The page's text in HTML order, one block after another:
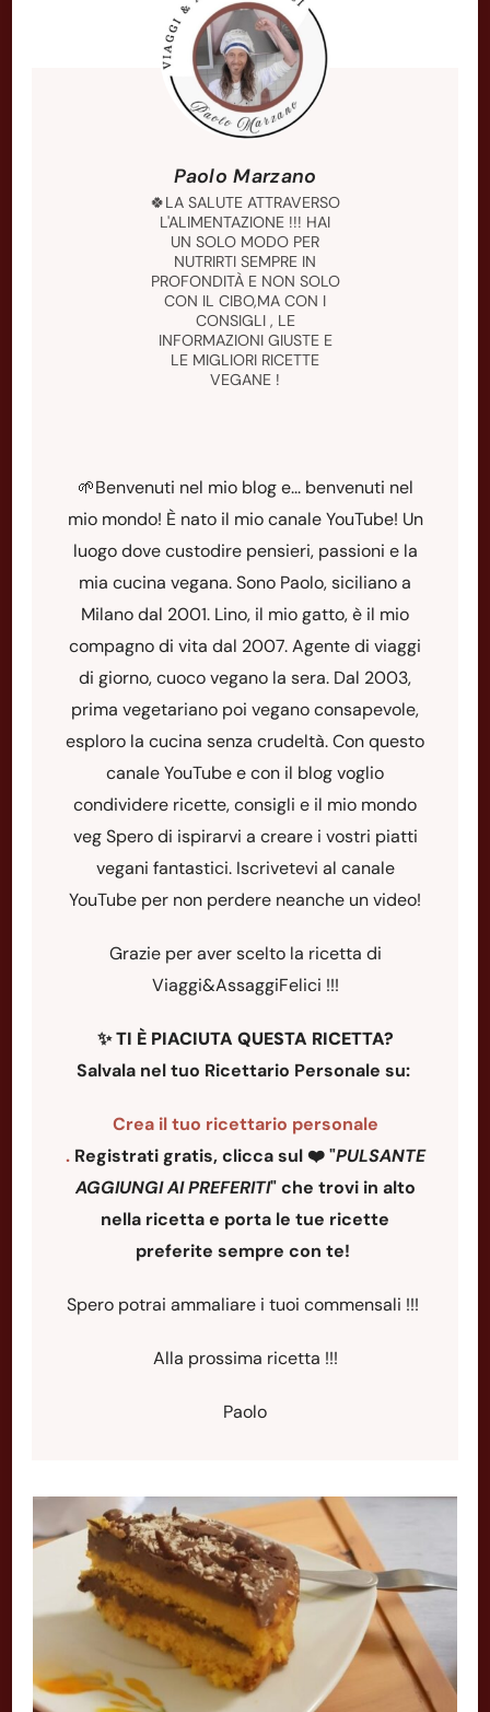
Paolo Marzano
🍀LA SALUTE ATTRAVERSO
L'ALIMENTAZIONE !!! HAI
UN SOLO MODO PER
NUTRIRTI SEMPRE IN
PROFONDITÀ E NON SOLO
CON IL CIBO,MA CON I
CONSIGLI , LE
INFORMAZIONI GIUSTE E
LE MIGLIORI RICETTE
VEGANE !
🌱Benvenuti nel mio blog e... benvenuti nel
mio mondo! È nato il mio canale YouTube! Un
luogo dove custodire pensieri, passioni e la
mia cucina vegana. Sono Paolo, siciliano a
Milano dal 2001. Lino, il mio gatto, è il mio
compagno di vita dal 2007. Agente di viaggi
di giorno, cuoco vegano la sera. Dal 2003,
prima vegetariano poi vegano consapevole,
esploro la cucina senza crudeltà. Con questo
canale YouTube e con il blog voglio
condividere ricette, consigli e il mio mondo
veg Spero di ispirarvi a creare i vostri piatti
vegani fantastici. Iscrivetevi al canale
YouTube per non perdere neanche un video!
Grazie per aver scelto la ricetta di
Viaggi&AssaggiFelici !!!
✨TI È PIACIUTA QUESTA RICETTA?
Salvala nel tuo Ricettario Personale su:
Crea il tuo ricettario personale
. Registrati gratis, clicca sul ❤️ "PULSANTE
AGGIUNGI AI PREFERITI"che trovi in alto
nella ricetta e porta le tue ricette
preferite sempre con te!
Spero potrai ammaliare i tuoi commensali !!!
Alla prossima ricetta !!!
Paolo